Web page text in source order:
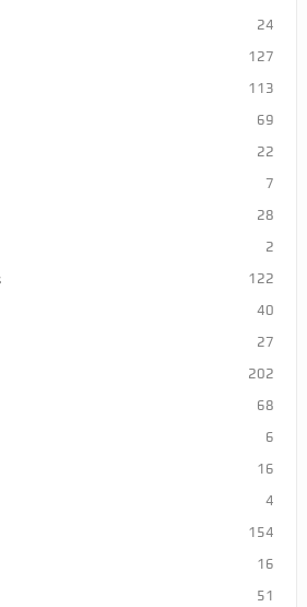
24
127
113
69
22
7
28
2
122
40
27
202
68
6
16
4
154
16
51